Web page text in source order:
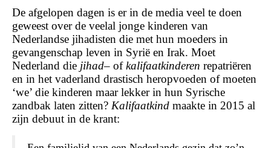
De afgelopen dagen is er in de media veel te doen
geweest over de veelal jonge kinderen van
Nederlandse jihadisten die met hun moeders in
gevangenschap leven in Syrië en Irak. Moet
Nederland die jihad– ofkalifaatkinderen repatriëren
en in het vaderland drastisch heropvoeden of moeten
‘we’ die kinderen maar lekker in hun Syrische
zandbak laten zitten? Kalifaatkind maakte in 2015 al
zijn debuut in de krant: